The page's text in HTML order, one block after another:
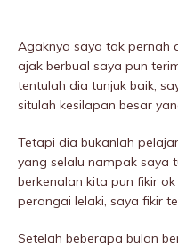
Agaknya saya tak pernah
ajak berbual saya pun
tentulah dia tunjuk baik,
situlah kesilapan besar
Tetapi dia bukanlah
yang selalu nampak saya
berkenalan kita pun fikir
perangai lelaki, saya fikir
Setelah beberapa bulan